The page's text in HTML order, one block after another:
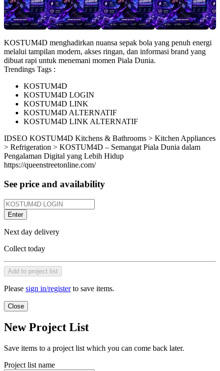
KOSTUM4D menghadirkan nuansa sepak bola yang penuh energi
melalui tampilan modern, akses ringan, dan informasi brand yang
dibuat rapi untuk menemani momen Piala Dunia.
Trendings Tags :
KOSTUM4D
KOSTUM4D LOGIN
KOSTUM4D LINK
KOSTUM4D ALTERNATIF
KOSTUM4D LINK ALTERNATIF
IDSEO KOSTUM4D Kitchens & Bathrooms > Kitchen Appliances
> Refrigeration > KOSTUM4D – Semangat Piala Dunia dalam
Pengalaman Digital yang Lebih Hidup
https://queenstreetonline.com/
See price and availability
Enter
Next day delivery
Collect today
Add to project list
Please sign in/registerto save items.
Close
New Project List
Save items to a project list which you can come back later.
Project list name